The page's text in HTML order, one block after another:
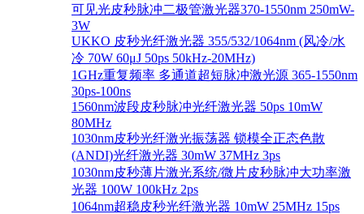
可见光皮秒脉冲二极管激光器370-1550nm 250mW-
3W
UKKO 皮秒光纤激光器 355/532/1064nm (风冷/水
冷 70W 60μJ 50ps 50kHz-20MHz)
1GHz重复频率 多通道超短脉冲激光源 365-1550nm
30ps-100ns
1560nm波段皮秒脉冲光纤激光器 50ps 10mW
80MHz
1030nm皮秒光纤激光振荡器 锁模全正态色散
(ANDI)光纤激光器 30mW 37MHz 3ps
1030nm皮秒薄片激光系统/微片皮秒脉冲大功率激
光器 100W 100kHz 2ps
1064nm超稳皮秒光纤激光器 10mW 25MHz 15ps